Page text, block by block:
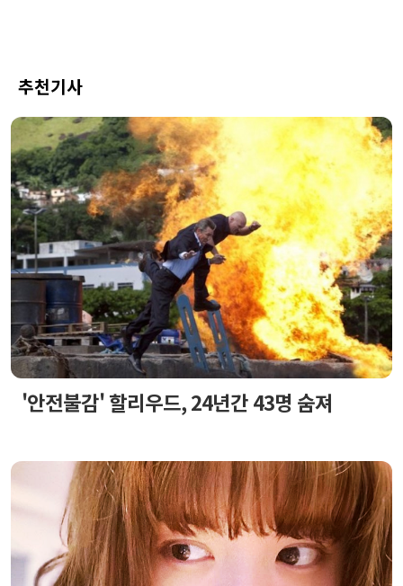
추천기사
'안전불감' 할리우드, 24년간 43명 숨져